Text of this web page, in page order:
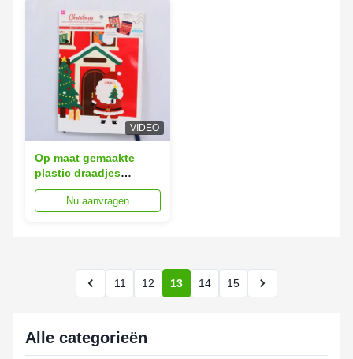
VIDEO
Op maat gemaakte
plastic draadjes
geschenkzakken
15x20cm 10 kleuren
Nu aanvragen
11 12 13 14 15
Alle categorieën